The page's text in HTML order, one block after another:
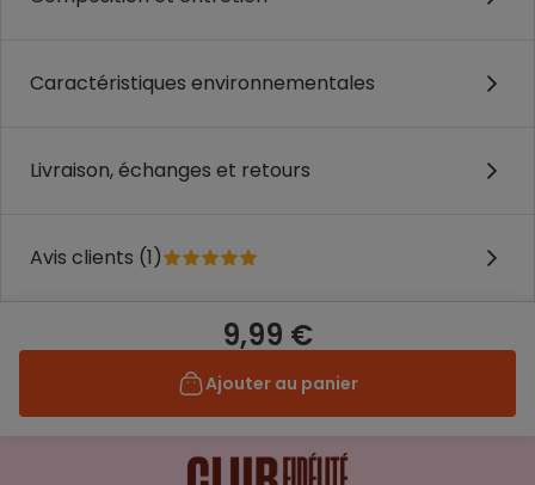
Caractéristiques environnementales
Livraison, échanges et retours
Avis clients (1)
9,99 €
Ajouter au panier